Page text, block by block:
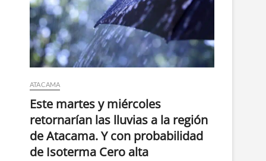
ATACAMA
Este martes y miércoles
retornarían las lluvias a la región
de Atacama. Y con probabilidad
de Isoterma Cero alta